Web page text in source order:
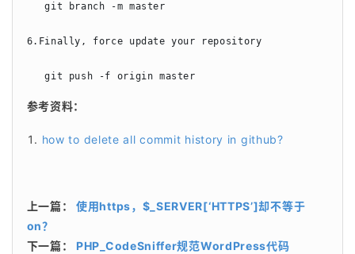
   git branch -m master
6.Finally, force update your repository
   git push -f origin master
参考资料：
how to delete all commit history in github?
上一篇： 使用https，$_SERVER[‘HTTPS’]却不等于
on？
下一篇： PHP_CodeSniffer规范WordPress代码